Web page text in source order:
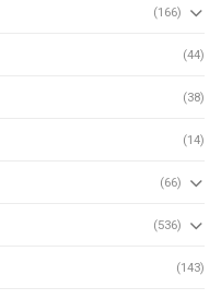
(166)
(44)
(38)
(14)
(66)
(536)
(143)